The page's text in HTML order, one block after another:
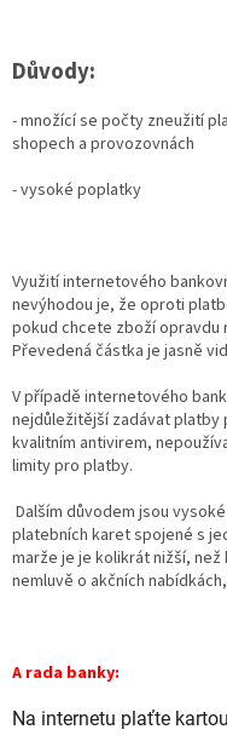
Důvody:
- množící se počty zneužití
shopech a provozovnách
- vysoké poplatky
Využití internetového
nevýhodou je, že oproti
pokud chcete zboží opravdu
Převedená částka je jasně
V případě internetového
nejdůležitější zadávat
kvalitním antivirem,
limity pro platby.
Dalším důvodem jsou
platebních karet spojené s
marže je je kolikrát nižší,
nemluvě o akčních
A rada banky:
Na internetu plaťte